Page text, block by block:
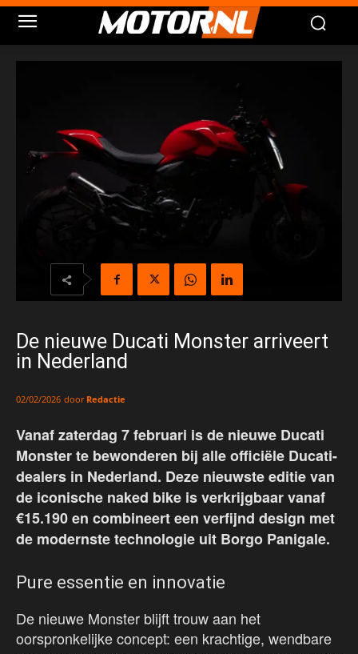
De nieuwe Ducati Monster arriveert
in Nederland
02/02/2026 door Redactie
Vanaf zaterdag 7 februari is de nieuwe Ducati
Monster te bewonderen bij alle officiële Ducati-
dealers in Nederland. Deze nieuwste editie van
de iconische naked bike is verkrijgbaar vanaf
€15.190 en combineert een verfijnd design met
de modernste technologie uit Borgo Panigale.
Pure essentie en innovatie
De nieuwe Monster blijft trouw aan het
oorspronkelijke concept: een krachtige, wendbare